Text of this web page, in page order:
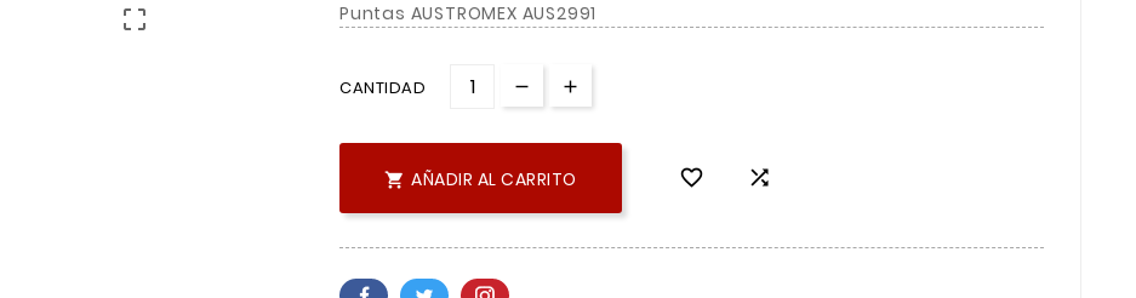
 Puntas AUSTROMEX AUS2991
CANTIDAD
 AÑADIR AL CARRITO  